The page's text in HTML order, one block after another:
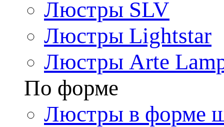
Люстры SLV
Люстры Lightstar
Люстры Arte
По форме
Люстры в форме